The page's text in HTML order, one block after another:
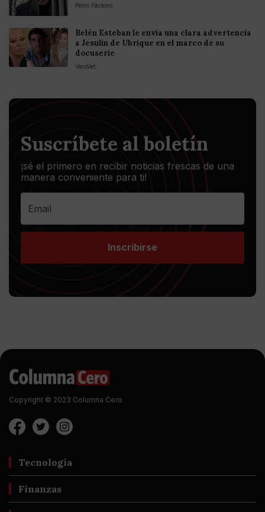
Perro Páramo
Belén Esteban le envía una clara advertencia
a Jesulín de Ubrique en el marco de su
docuserie
VecoVet
Suscríbete al boletín
¡sé el primero en recibir noticias frescas de una
manera conveniente para ti!
Inscribirse
Copyright © 2023 Columna Cero
Tecnología
Finanzas